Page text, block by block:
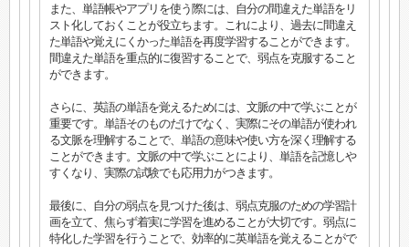
また、単語帳やアプリを使う際には、自分の間違えた単語をリ
スト化しておくことが役立ちます。これにより、過去に間違え
た単語や覚えにくかった単語を再度学習することができます。
間違えた単語を重点的に復習することで、弱点を克服すること
ができます。
さらに、英語の単語を覚えるためには、文脈の中で学ぶことが
重要です。単語そのものだけでなく、実際にその単語が使われ
る文脈を理解することで、単語の意味や使い方を深く理解する
ことができます。文脈の中で学ぶことにより、単語を記憶しや
すくなり、実際の試験でも応用力がつきます。
最後に、自分の弱点を見つけた後は、弱点克服のための学習計
画を立て、焦らず着実に学習を進めることが大切です。弱点に
特化した学習を行うことで、効率的に英単語を覚えることがで